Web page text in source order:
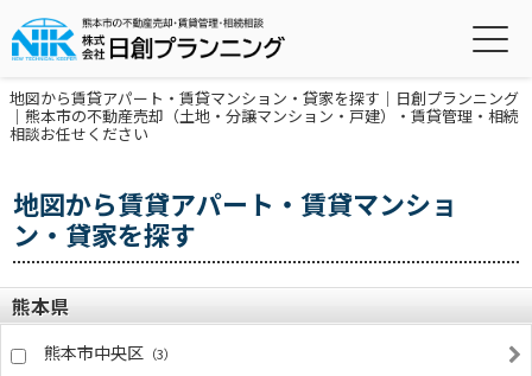
地図から賃貸アパート・賃貸マンション・貸家を探す｜日創プランニング
｜熊本市の不動産売却（土地・分譲マンション・戸建）・賃貸管理・相続
相談お任せください
地図から賃貸アパート・賃貸マンショ
ン・貸家を探す
熊本県
熊本市中央区 （3）